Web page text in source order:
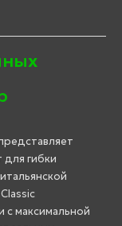
гибки
с максимальной